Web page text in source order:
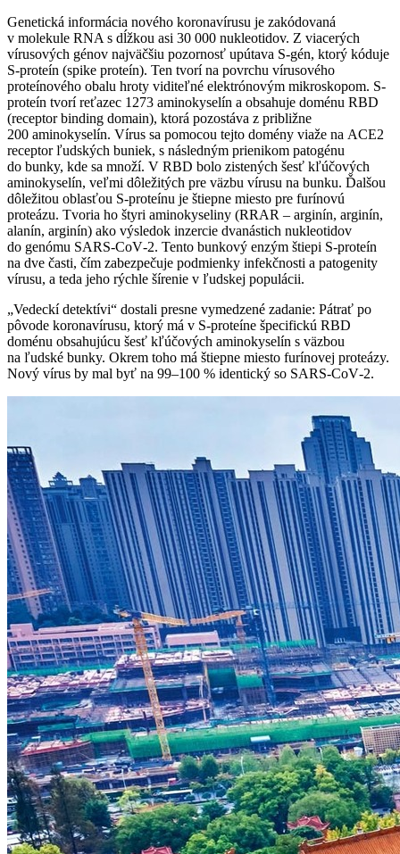
Genetická informácia nového koronavírusu je zakódovaná
v molekule RNA s dĺžkou asi 30 000 nukleotidov. Z viacerých
vírusových génov najväčšiu pozornosť upútava S-gén, ktorý kóduje
S-proteín (spike proteín). Ten tvorí na povrchu vírusového
proteínového obalu hroty viditeľné elektrónovým mikroskopom. S-
proteín tvorí reťazec 1273 aminokyselín a obsahuje doménu RBD
(receptor binding domain), ktorá pozostáva z približne
200 aminokyselín. Vírus sa pomocou tejto domény viaže na ACE2
receptor ľudských buniek, s následným prienikom patogénu
do bunky, kde sa množí. V RBD bolo zistených šesť kľúčových
aminokyselín, veľmi dôležitých pre väzbu vírusu na bunku. Ďalšou
dôležitou oblasťou S-proteínu je štiepne miesto pre furínovú
proteázu. Tvoria ho štyri aminokyseliny (RRAR – arginín, arginín,
alanín, arginín) ako výsledok inzercie dvanástich nukleotidov
do genómu SARS‑CoV‑2. Tento bunkový enzým štiepi S-proteín
na dve časti, čím zabezpečuje podmienky infekčnosti a patogenity
vírusu, a teda jeho rýchle šírenie v ľudskej populácii.
„Vedeckí detektívi“ dostali presne vymedzené zadanie: Pátrať po
pôvode koronavírusu, ktorý má v S-proteíne špecifickú RBD
doménu obsahujúcu šesť kľúčových aminokyselín s väzbou
na ľudské bunky. Okrem toho má štiepne miesto furínovej proteázy.
Nový vírus by mal byť na 99–100 % identický so SARS‑CoV‑2.